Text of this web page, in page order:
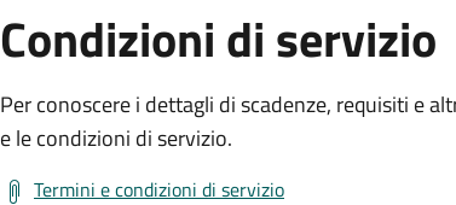
Condizioni di servizio
Per conoscere i dettagli di scadenze, requisiti e
e le condizioni di servizio.
Termini e condizioni di servizio